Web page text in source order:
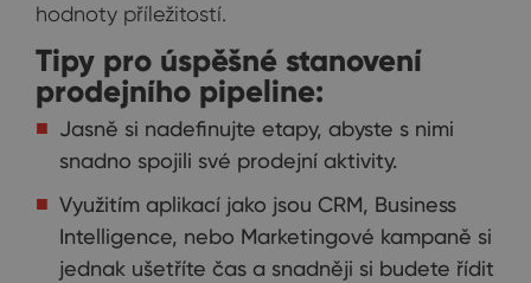
hodnoty příležitostí.
Tipy pro úspěšné stanovení
prodejního pipeline:
Jasně si nadefinujte etapy, abyste s nimi
snadno spojili své prodejní aktivity.
Využitím aplikací jako jsou CRM, Business
Intelligence, nebo Marketingové kampaně si
jednak ušetříte čas a snadněji si budete řídit